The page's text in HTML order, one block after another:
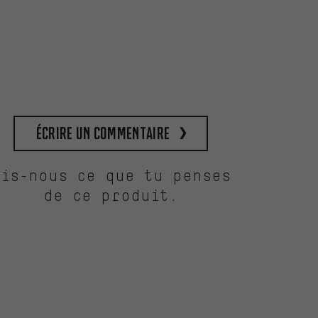
Écrire un commentaire
nous ce que tu penses
de ce produit.